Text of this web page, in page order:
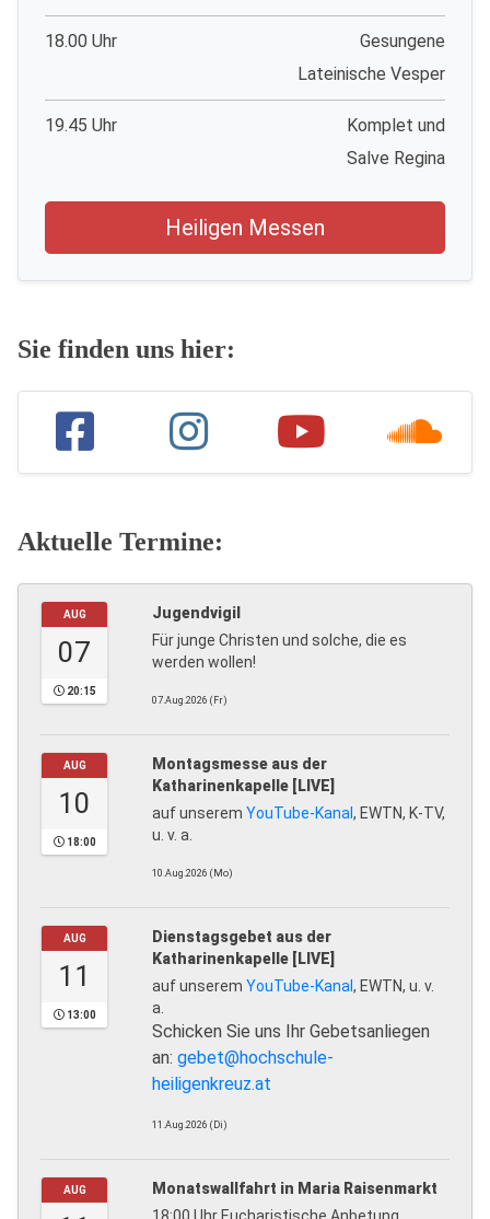
18.00 Uhr
Gesungene
Lateinische Vesper
19.45 Uhr
Komplet und
Salve Regina
Heiligen Messen
Sie finden uns hier:
Aktuelle Termine:
AUG
07
20:15
Jugendvigil
Für junge Christen und solche, die es
werden wollen!
07.Aug.2026 (Fr)
AUG
10
18:00
Montagsmesse aus der
Katharinenkapelle [LIVE]
auf unserem YouTube-Kanal , EWTN, K-TV,
u. v. a.
10.Aug.2026 (Mo)
AUG
11
13:00
Dienstagsgebet aus der
Katharinenkapelle [LIVE]
auf unserem YouTube-Kanal , EWTN, u. v.
a.
Schicken Sie uns Ihr Gebetsanliegen
an: gebet@hochschule-
heiligenkreuz.at
11.Aug.2026 (Di)
AUG
Monatswallfahrt in Maria Raisenmarkt
18:00 Uhr Eucharistische Anbetung,